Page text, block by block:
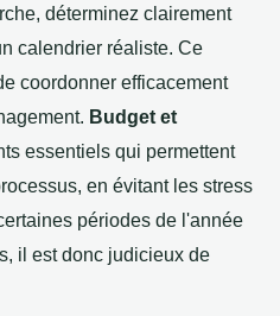
déterminez clairement
calendrier réaliste. Ce
coordonner efficacement
Budget et
essentiels qui permettent
en évitant les stress
périodes de l'année
il est donc judicieux de